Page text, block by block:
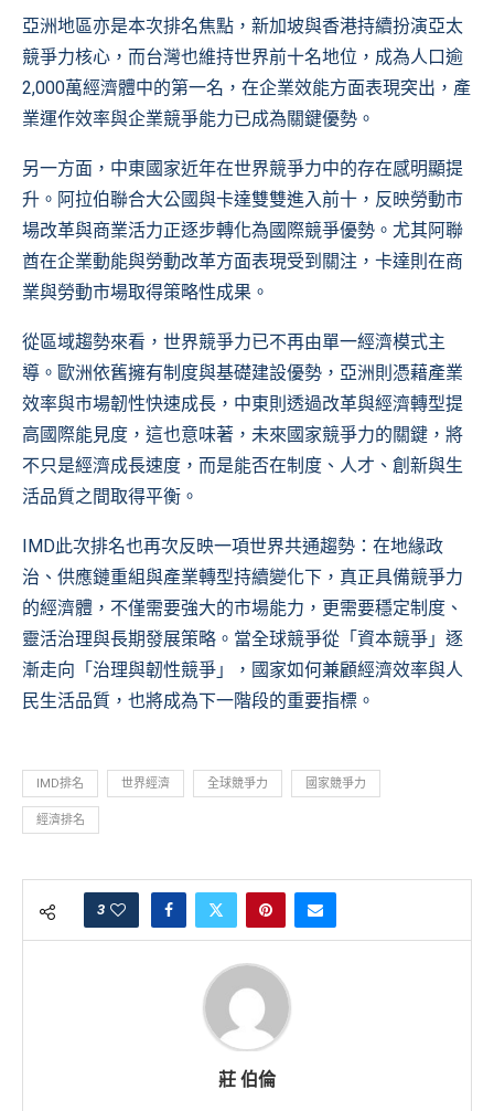
亞洲地區亦是本次排名焦點，新加坡與香港持續扮演亞太
競爭力核心，而台灣也維持世界前十名地位，成為人口逾
2,000萬經濟體中的第一名，在企業效能方面表現突出，產
業運作效率與企業競爭能力已成為關鍵優勢。
另一方面，中東國家近年在世界競爭力中的存在感明顯提
升。阿拉伯聯合大公國與卡達雙雙進入前十，反映勞動市
場改革與商業活力正逐步轉化為國際競爭優勢。尤其阿聯
酋在企業動能與勞動改革方面表現受到關注，卡達則在商
業與勞動市場取得策略性成果。
從區域趨勢來看，世界競爭力已不再由單一經濟模式主
導。歐洲依舊擁有制度與基礎建設優勢，亞洲則憑藉產業
效率與市場韌性快速成長，中東則透過改革與經濟轉型提
高國際能見度，這也意味著，未來國家競爭力的關鍵，將
不只是經濟成長速度，而是能否在制度、人才、創新與生
活品質之間取得平衡。
IMD此次排名也再次反映一項世界共通趨勢：在地緣政
治、供應鏈重組與產業轉型持續變化下，真正具備競爭力
的經濟體，不僅需要強大的市場能力，更需要穩定制度、
靈活治理與長期發展策略。當全球競爭從「資本競爭」逐
漸走向「治理與韌性競爭」，國家如何兼顧經濟效率與人
民生活品質，也將成為下一階段的重要指標。
IMD排名 世界經濟 全球競爭力 國家競爭力
經濟排名
3
莊 伯倫